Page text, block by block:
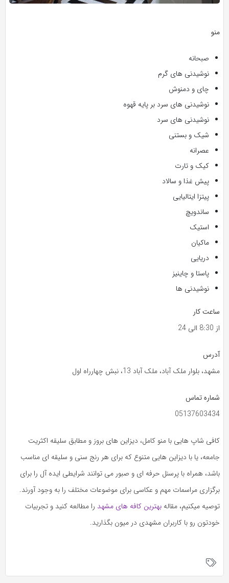
منو
صبحانه
نوشیدنی های گرم
چای و دمنوش
نوشیدنی های سرد بر پایه قهوه
نوشیدنی های سرد
شیک و بستنی
عصرانه
کیک و تارت
پیش غذا و سالاد
پیتزا ایتالیایی
ساندویچ
استیک
ماکیان
دریایی
پاستا و چاینیز
نوشیدنی ها
ساعت کار
از 8:30 الی 24
آدرس
مشهد، بلوار ملک آباد، ملک آباد 13، نبش چهارراه اول
شماره تماس
05137603434
کافی شاپ هایی با منو کامل، دیزاین های بروز و مطابق سلیقه اکثریت
جامعه، یا با دیزاین هایی متنوع که برای هر رنج سنی و سلیقه ای مناسب
باشد، همراه با پرسنل حرفه ای و صبور می توانند شرایطی ایده آل را برای
برگزاری مراسمات مهم و عکاسی برای موضوعات مختلف را به وجود آورند.
توصیه میکنیم، مقاله بهترین کافه های مشهد را مطالعه کنید و تجربیات
خودتون رو با کاربران مشهدی در میون بگذارید.